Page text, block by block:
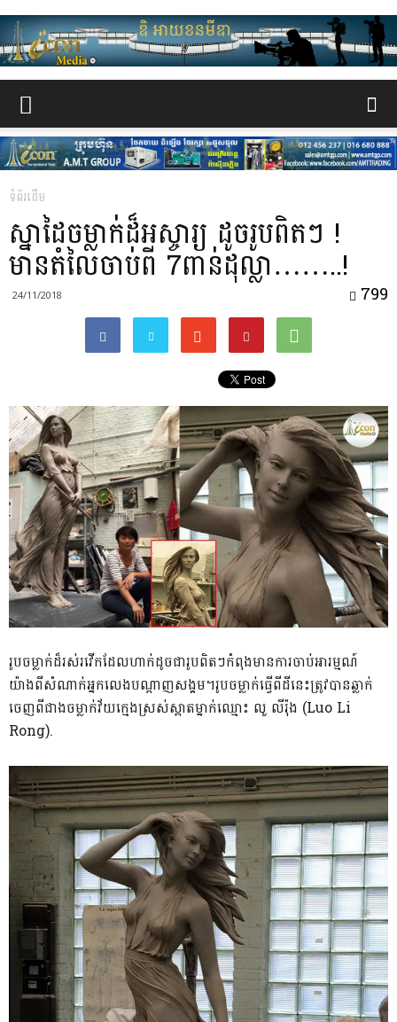
ទំព័រដើម
ស្នាដៃចម្លាក់ដ៏អស្ចារ្យ ដូចរូបពិតៗ !
មានតំលៃចាប់ពី 7ពាន់ដុល្លា……..!
24/11/2018 799
រូបចម្លាក់ដ៏រស់រវើកដែលហាក់ដូចជារូបពិតៗកំពុងមានការចាប់អារម្មណ៍
យ៉ាងពីសំណាក់អ្នកលេងបណ្តាញសង្គម។រូបចម្លាក់ធ្វើពីដីនេះត្រូវបានឆ្លាក់
ចេញពីជាងចម្លាក់វ័យក្មេងស្រស់ស្អាតម្នាក់ឈ្មោះ លួ លីរ៉ុង (Luo Li
Rong).